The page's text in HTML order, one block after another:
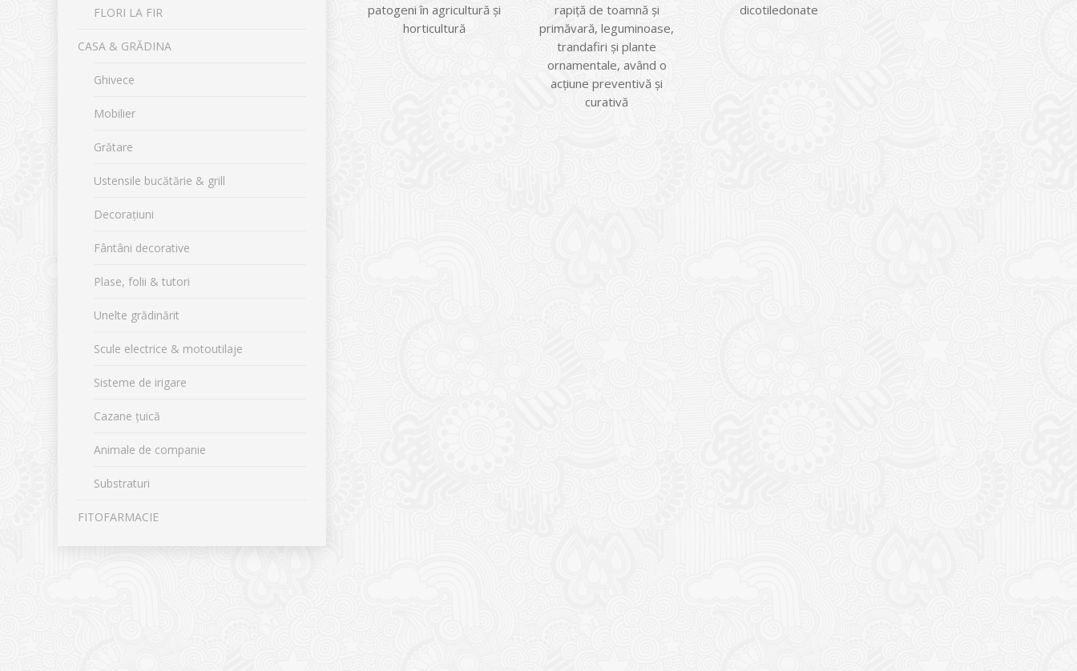
patogeni în agricultură și
horticultură
rapiţă de toamnă şi
primăvară, leguminoase,
trandafiri şi plante
ornamentale, având o
acţiune preventivă şi
curativă
dicotiledonate
FLORI LA FIR
CASA & GRĂDINA
Ghivece
Mobilier
Grătare
Ustensile bucătărie & grill
Decorațiuni
Fântâni decorative
Plase, folii & tutori
Unelte grădinărit
Scule electrice & motoutilaje
Sisteme de irigare
Cazane țuică
Animale de companie
Substraturi
FITOFARMACIE